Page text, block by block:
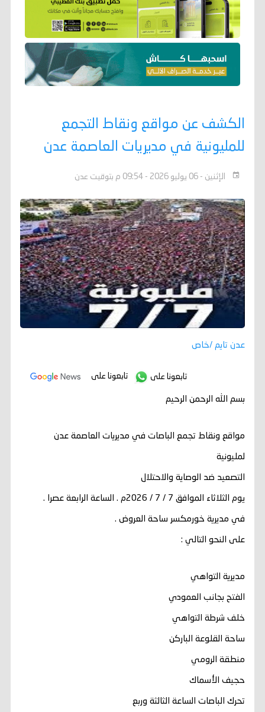
الكشف عن مواقع ونقاط التجمع
للمليونية في مديريات العاصمة عدن
الإثنين - 06 يوليو 2026 - 09:54 م بتوقيت عدن
عدن تايم /خاص
تابعونا على تابعونا على
بسم الله الرحمن الرحيم
مواقع ونقاط تجمع الباصات في مديريات العاصمة عدن
لمليونية
التصعيد ضد الوصاية والاحتلال
يوم الثلاثاء الموافق 7 / 7 / 2026م . الساعة الرابعة عصرا .
في مديرية خورمكسر ساحة العروض .
على النحو التالي :
مديرية التواهي
الفتح بجانب العمودي
خلف شرطة التواهي
ساحة القلوعة الباركن
منطقة الرومي
حجيف الأسماك
تحرك الباصات الساعة الثالثة وربع